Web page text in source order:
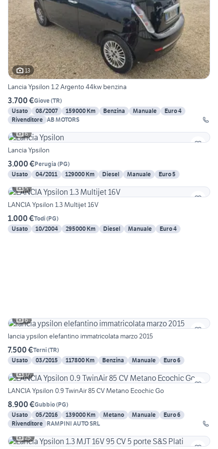
13
Lancia Ypsilon 1.2 Argento 44kw benzina
3.700 €Giove(TR)
Usato
08/2007 159000 Km Benzina Manuale
Euro 4
Rivenditore AB MOTORS
6
Lancia Ypsilon
3.000 €Perugia (PG)
Usato
04/2011 129000 Km Diesel Manuale
Euro 5
5
LANCIA Ypsilon 1.3 Multijet 16V
1.000 €Todi(PG)
Usato
10/2004 295000 Km Diesel Manuale Euro 4
6
lancia ypsilon elefantino immatricolata marzo 2015
7.500 €Terni(TR)
Usato
03/2015 117800 Km Benzina Manuale
Euro 6
17
LANCIA Ypsilon 0.9 TwinAir 85 CV Metano Ecochic Go
8.900 €Gubbio(PG)
Usato
05/2016 139000 Km Metano Manuale
Euro 6
Rivenditore RAMPINI AUTO SRL
25